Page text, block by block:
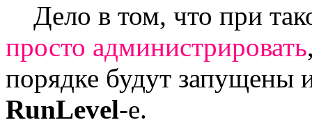
Дело в том, что при
просто администрировать
порядке будут запущены
RunLevel-е.